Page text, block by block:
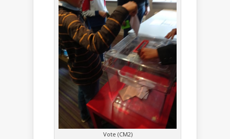
Vote (CM2)